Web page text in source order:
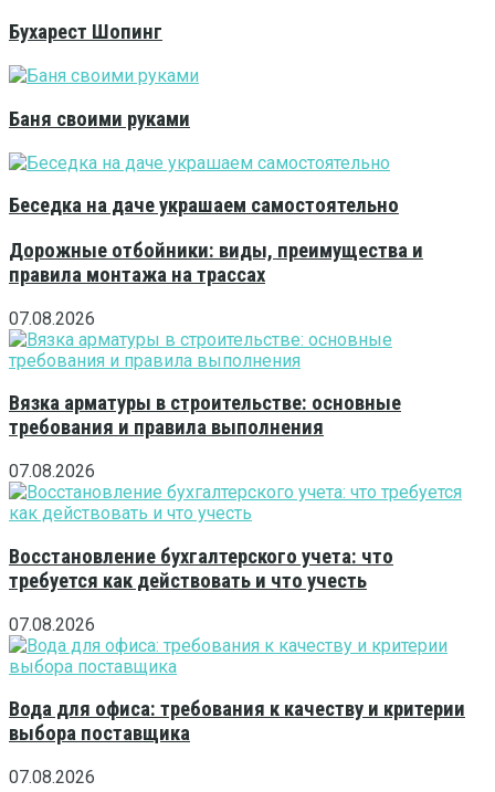
Бухарест Шопинг
Баня своими руками
Беседка на даче украшаем самостоятельно
Дорожные отбойники: виды, преимущества и
правила монтажа на трассах
07.08.2026
Вязка арматуры в строительстве: основные
требования и правила выполнения
07.08.2026
Восстановление бухгалтерского учета: что
требуется как действовать и что учесть
07.08.2026
Вода для офиса: требования к качеству и критерии
выбора поставщика
07.08.2026